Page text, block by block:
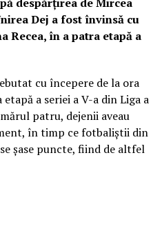
Dej a fost învinsă cu
Recea, în a patra etapă a
cu începere de la ora
a seriei a V-a din Liga a
patru, dejenii aveau
în timp ce fotbaliștii din
șase puncte, fiind de altfel